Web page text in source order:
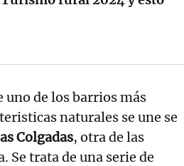
uno de los barrios más
naturales se une se
Colgadas, otra de las
Se trata de una serie de